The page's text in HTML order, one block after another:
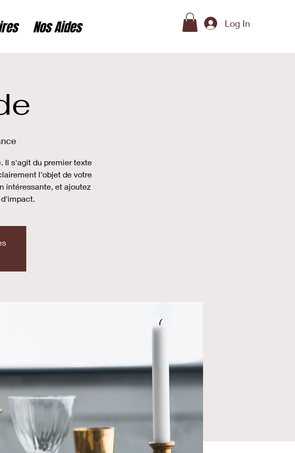
Nos Aides Log In
Il s'agit du premier texte
l'objet de votre
intéressante, et ajoutez
d'impact.